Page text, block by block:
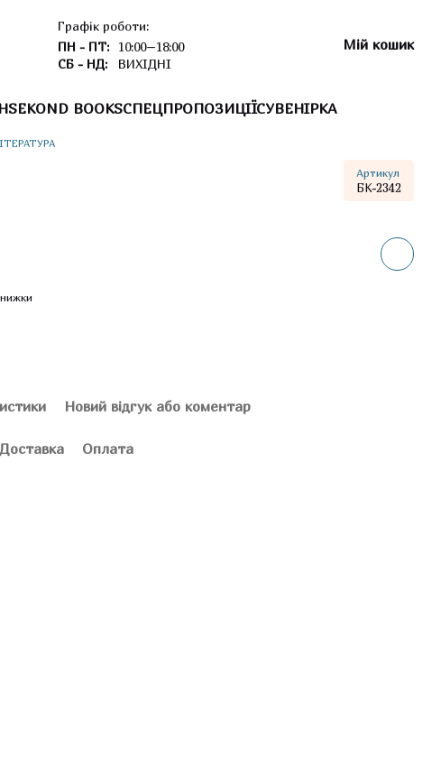
Графік роботи:
ПН - ПТ: 10:00–18:00
СБ - НД:
ВИХІДНІ
Мій кошик
SEKOND BOOKSСПЕЦПРОПОЗИЦІЇСУВЕНІРКА
Артикул
БК-2342
Новий відгук або коментар
Доставка Оплата